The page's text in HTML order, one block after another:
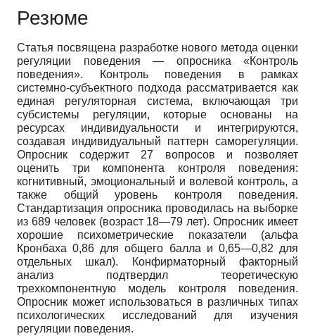
Резюме
Статья посвящена разработке нового метода оценки
регуляции поведения — опросника «Контроль
поведения». Контроль поведения в рамках
системно-субъектного подхода рассматривается как
единая регуляторная система, включающая три
субсистемы регуляции, которые основаны на
ресурсах индивидуальности и интегрируются,
создавая индивидуальный паттерн саморегуляции.
Опросник содержит 27 вопросов и позволяет
оценить три компонента контроля поведения:
когнитивный, эмоциональный и волевой контроль, а
также общий уровень контроля поведения.
Стандартизация опросника проводилась на выборке
из 689 человек (возраст 18—79 лет). Опросник имеет
хорошие психометрические показатели (альфа
Кронбаха 0,86 для общего балла и 0,65—0,82 для
отдельных шкал). Конфирматорный факторный
анализ подтвердил теоретическую
трехкомпонентную модель контроля поведения.
Опросник может использоваться в различных типах
психологических исследований для изучения
регуляции поведения.